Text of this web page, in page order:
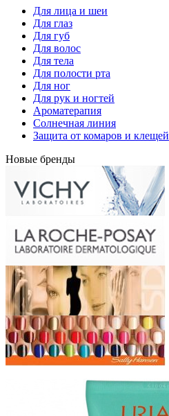
Для лица и шеи
Для глаз
Для губ
Для волос
Для тела
Для полости рта
Для ног
Для рук и ногтей
Ароматерапия
Солнечная линия
Защита от комаров и клещей
Новые бренды